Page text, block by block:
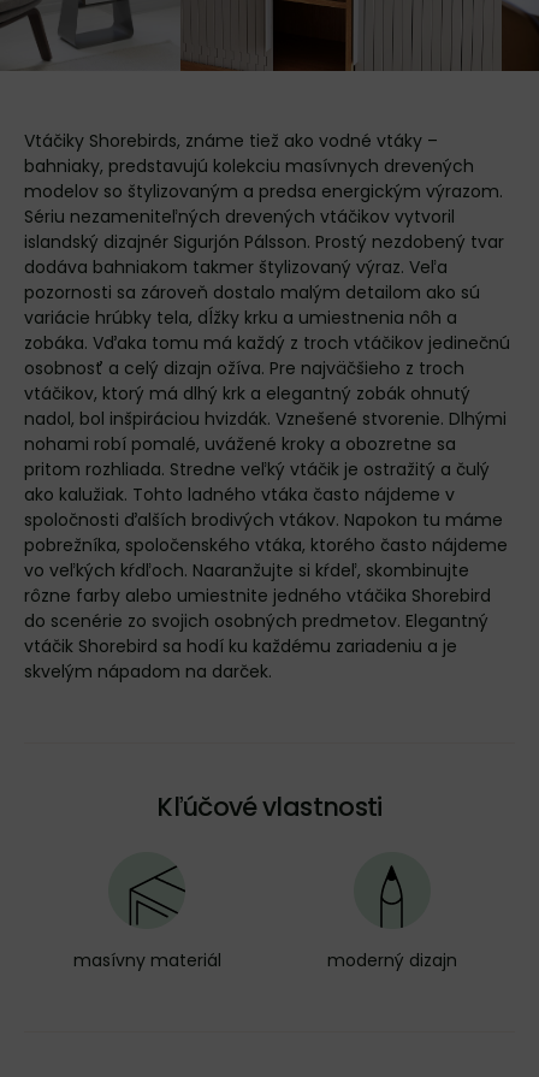
Vtáčiky Shorebirds, známe tiež ako vodné vtáky –
bahniaky, predstavujú kolekciu masívnych drevených
modelov so štylizovaným a predsa energickým výrazom.
Sériu nezameniteľných drevených vtáčikov vytvoril
islandský dizajnér Sigurjón Pálsson. Prostý nezdobený tvar
dodáva bahniakom takmer štylizovaný výraz. Veľa
pozornosti sa zároveň dostalo malým detailom ako sú
variácie hrúbky tela, dĺžky krku a umiestnenia nôh a
zobáka. Vďaka tomu má každý z troch vtáčikov jedinečnú
osobnosť a celý dizajn ožíva. Pre najväčšieho z troch
vtáčikov, ktorý má dlhý krk a elegantný zobák ohnutý
nadol, bol inšpiráciou hvizdák. Vznešené stvorenie. Dlhými
nohami robí pomalé, uvážené kroky a obozretne sa
pritom rozhliada. Stredne veľký vtáčik je ostražitý a čulý
ako kalužiak. Tohto ladného vtáka často nájdeme v
spoločnosti ďalších brodivých vtákov. Napokon tu máme
pobrežníka, spoločenského vtáka, ktorého často nájdeme
vo veľkých kŕdľoch. Naaranžujte si kŕdeľ, skombinujte
rôzne farby alebo umiestnite jedného vtáčika Shorebird
do scenérie zo svojich osobných predmetov. Elegantný
vtáčik Shorebird sa hodí ku každému zariadeniu a je
skvelým nápadom na darček.
Kľúčové vlastnosti
masívny materiál moderný dizajn